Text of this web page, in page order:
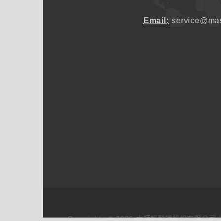
Email:
Copyrights © 2026 大師輕鬆讀股份有限公司